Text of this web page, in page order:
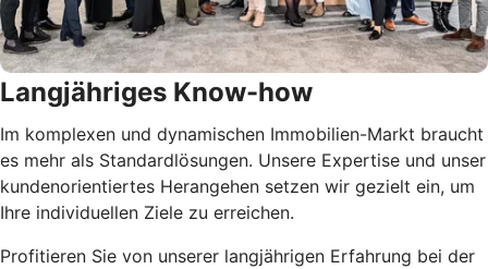
Langjähriges Know-how
Im komplexen und dynamischen Immobilien-Markt braucht
es mehr als Standardlösungen. Unsere Expertise und unser
kundenorientiertes Herangehen setzen wir gezielt ein, um
Ihre individuellen Ziele zu erreichen.
Profitieren Sie von unserer langjährigen Erfahrung bei der